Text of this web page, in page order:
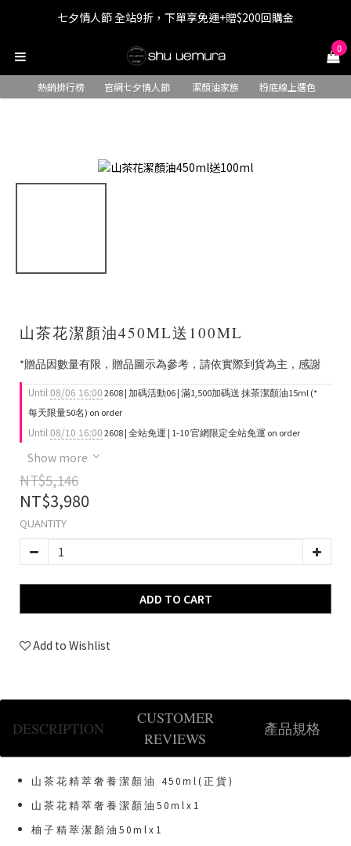
七夕情人節 全站9折，下單享免運+贈$200回購金
七夕情人節 全站9折，下單享免運+贈$200回購金
LINE最高回饋8%，滿$1,500限量贈抹茶潔顏油15ml
七夕情人節 全站9折，下單享免運+贈$200回購金
0
熱銷排行榜 官網七夕情人節 潔顏油家族 粉底線上選色
山茶花潔顏油450ML送100ML
*贈品因數量有限，贈品圖示為參考，請依實際到貨為主，感謝
Until08/06 16:00 2608 | 加碼活動06 | 滿1,500加碼送 抹茶潔顏油15ml (*
每天限量50名) on order
Until08/10 16:00 2608 | 全站免運 | 1-10 官網限定全站免運 on order
Show more
NT$5,146
NT$3,980
QUANTITY
ADD TO CART
Add to Wishlist
DESCRIPTION
CUSTOMER
REVIEWS
產品規格
山茶花精萃奢養潔顏油 450ml(正貨)
山茶花精萃奢養潔顏油50mlx1
柚子精萃潔顏油50mlx1